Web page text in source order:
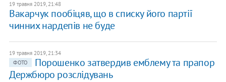
19 травня 2019, 21:48
Вакарчук пообіцяв, що в списку його партії
чинних нардепів не буде
19 травня 2019, 21:34
ФОТО
Порошенко затвердив емблему та прапор
Держбюро розслідувань